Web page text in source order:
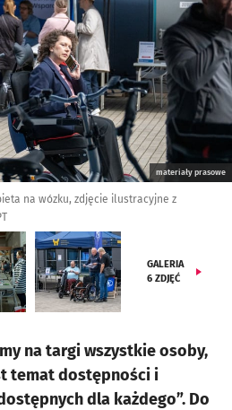
materiały prasowe
na wózku, zdjęcie ilustracyjne z
GALERIA
6 ZDJĘĆ
na targi wszystkie osoby,
temat dostępności i
dla każdego”. Do